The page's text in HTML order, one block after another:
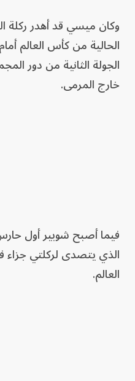
وكان ميسي قد أهدر ركلة
الحالية من كأس العالم
الجولة الثانية من دور
خارج المرمى.
فيما أصبح شوبير أول
الذي يتصدى لركلتي
العالم.